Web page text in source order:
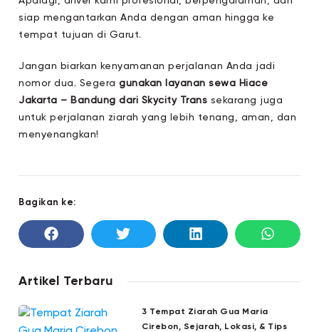
siap mengantarkan Anda dengan aman hingga ke
tempat tujuan di Garut.
Jangan biarkan kenyamanan perjalanan Anda jadi
nomor dua. Segeragunakan layanan sewa Hiace
Jakarta – Bandung dari Skycity Trans sekarang juga
untuk perjalanan ziarah yang lebih tenang, aman, dan
menyenangkan!
Bagikan ke:
Artikel Terbaru
3 Tempat Ziarah Gua Maria
Cirebon, Sejarah, Lokasi, & Tips